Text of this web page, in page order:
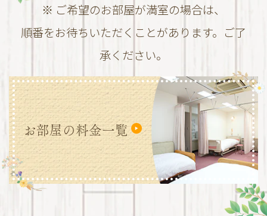
※ ご希望のお部屋が満室の場合は、
順番をお待ちいただくことがあります。ご了
承ください。
お部屋の料金一覧